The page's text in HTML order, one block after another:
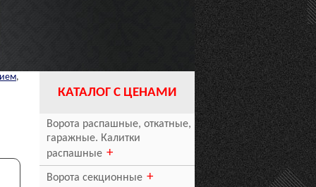
КАТАЛОГ С ЦЕНАМИ
Ворота распашные, откатные,
гаражные. Калитки
распашные
Ворота секционные
,